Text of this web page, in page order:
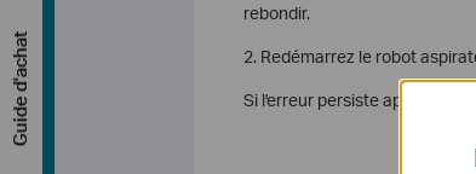
rebondir.
2. Redémarrez le robot
Si l'erreur persiste après
Guide d'achat